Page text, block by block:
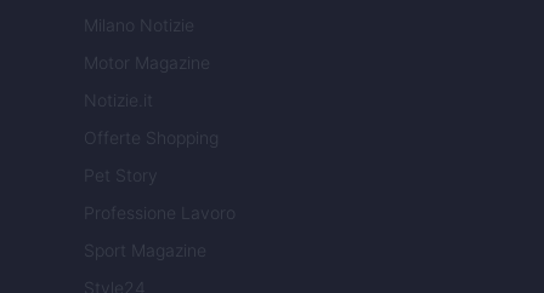
Milano Notizie
Motor Magazine
Notizie.it
Offerte Shopping
Pet Story
Professione Lavoro
Sport Magazine
Style24